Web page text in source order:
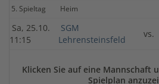
5. Spieltag Heim
Sa, 25.10.
11:15
SGM
Lehrensteinsfeld
vs.
Klicken Sie auf eine Mannschaft
Spielplan